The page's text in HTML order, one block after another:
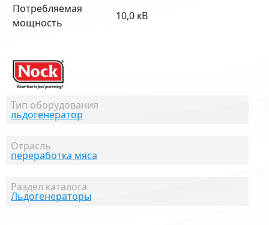
Тип оборудования
льдогенератор
Отрасль
переработка мяса
Раздел каталога
Льдогенераторы
Потребляемая
мощность
10,0 кВ